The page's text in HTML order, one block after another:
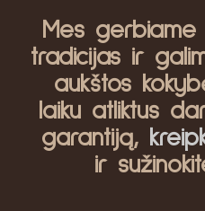
Mes
tradicijas ir
aukštos
laiku atliktus
garantiją,
ir